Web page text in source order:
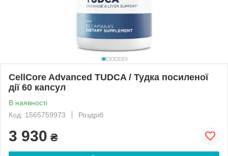
CellCore Advanced TUDCA / Тудка посиленої
дії 60 капсул
В наявності
Код: 1565759973
Роздріб
3 930 ₴